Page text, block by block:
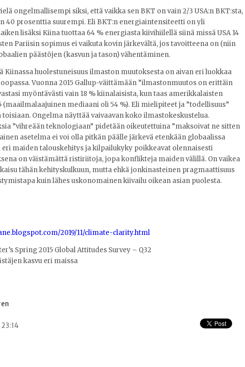
ongelmallisempi siksi, että vaikka sen BKT on vain 2/3 USA:n BKT:sta,
40 prosenttia suurempi. Eli BKT:n energiaintensiteetti on yli
lisäksi Kiina tuottaa 64 % energiasta kiivihiilellä siinä missä USA 14
Pariisin sopimus ei vaikuta kovin järkevältä, jos tavoitteena on (niin
päästöjen (kasvun ja tason) vähentäminen.
Kiinassa huolestuneisuus ilmaston muutoksesta on aivan eri luokkaa
Vuonna 2015 Gallup-väittämään ”ilmastonmuutos on erittäin
myöntävästi vain 18 % kiinalaisista, kun taas amerikkalaisten
(maailmalaajuinen mediaani oli 54 %). Eli mielipiteet ja ”todellisuus”
Ongelma näyttää vaivaavan koko ilmastokeskustelua.
”vihreään teknologiaan” pidetään oikeutettuina ”maksoivat ne sitten
asetelma ei voi olla pitkän päälle järkevä etenkään globaalissa
eri maiden talouskehitys ja kilpailukyky poikkeavat olennaisesti
on väistämättä ristiriitoja, jopa konflikteja maiden välillä. On vaikea
tähän kehityskulkuun, mutta ehkä jonkinasteinen pragmaattisuus
kuin lähes uskonomainen kiivailu oikean asian puolesta.
2019/11/climate-clarity.html
Spring 2015 Global Attitudes Survey – Q32
23:14